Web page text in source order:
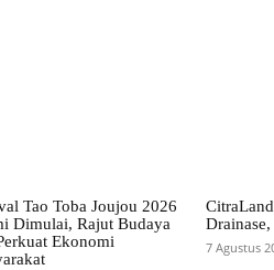
Tao Toba Joujou 2026
Dimulai, Rajut Budaya
Ekonomi
7 Agustus